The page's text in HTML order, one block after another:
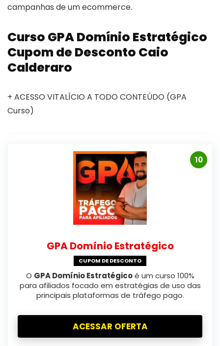
campanhas de um ecommerce.
Curso GPA Domínio Estratégico
Cupom de Desconto Caio
Calderaro
+ ACESSO VITALÍCIO A TODO CONTEÚDO (GPA
Curso)
10
GPA Domínio Estratégico
CUPOM DE DESCONTO
O GPA Domínio Estratégicoé um curso 100%
para afiliados focado em estratégias de uso das
principais plataformas de tráfego pago.
ACESSAR OFERTA